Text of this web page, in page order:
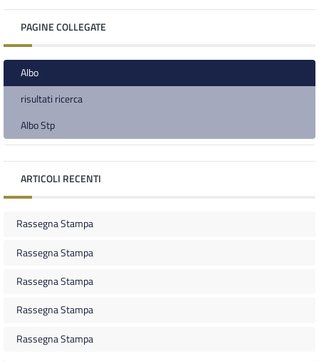
PAGINE COLLEGATE
Albo
risultati ricerca
Albo Stp
ARTICOLI RECENTI
Rassegna Stampa
Rassegna Stampa
Rassegna Stampa
Rassegna Stampa
Rassegna Stampa